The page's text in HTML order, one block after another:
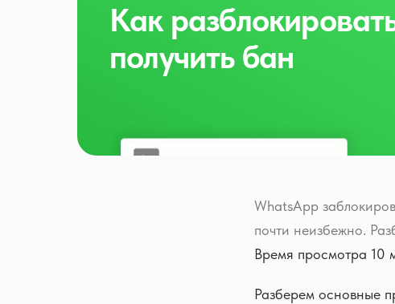
Как
получить бан
WhatsApp
почти неизбежно.
Время просмотра 10
Разберем основные